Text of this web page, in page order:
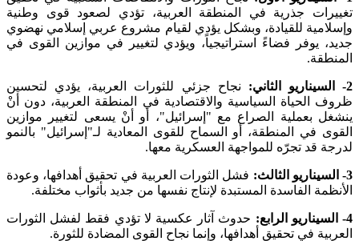
تغييرات جذرية في المنطقة العربية، تؤدي لصعود قوى وطنية
وإسلامية للقيادة، وبشكل يؤدي لقيام مشروع عربي إسلامي نهضوي
جديد، يوفر فضاءً استراتيجياً، ويؤدي لتغيير في موازين القوى في
المنطقة.
2- السيناريو الثاني:
نجاح جزئي للثورات العربية، يؤدي لتحسين
ظروف الحياة السياسية والاقتصادية في المنطقة العربية، دون أنْ
ينشغل بعملية الصراع مع "إسرائيل"، أو أنْ يسعى لتغيير موازين
القوى في المنطقة، أو السماح للقوى المعادية لـ"إسرائيل" بالنمو
لدرجة قد تجرّه للمواجهة العسكرية معها.
3- السيناريو الثالث:
فشل الثورات العربية في تحقيق أهدافها، وعودة
الأنظمة الفاسدة المستبدة لإنتاج نفسها من جديد بأثواب مختلفة.
4- السيناريو الرابع:
حدوث آثار عكسية لا تؤدي فقط لفشل الثورات
العربية في تحقيق أهدافها، وإنما نجاح القوى المضادة للثورة.